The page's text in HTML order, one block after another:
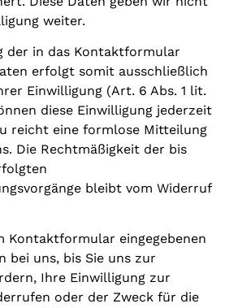
weiter.
der in das Kontaktformular
erfolgt somit ausschließlich
Einwilligung (Art. 6 Abs. 1 lit.
diese Einwilligung jederzeit
reicht eine formlose Mitteilung
Die Rechtmäßigkeit der bis
bleibt vom Widerruf
Kontaktformular eingegebenen
bei uns, bis Sie uns zur
Ihre Einwilligung zur
oder der Zweck für die